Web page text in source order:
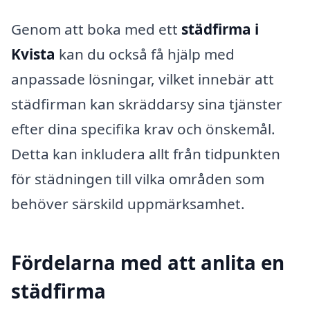
Genom att boka med ett städfirma i
Kvista kan du också få hjälp med
anpassade lösningar, vilket innebär att
städfirman kan skräddarsy sina tjänster
efter dina specifika krav och önskemål.
Detta kan inkludera allt från tidpunkten
för städningen till vilka områden som
behöver särskild uppmärksamhet.
Fördelarna med att anlita en
städfirma